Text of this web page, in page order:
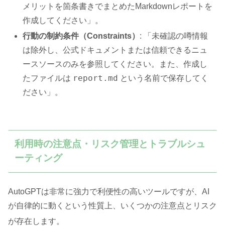
メリットを箇条書きでまとめたMarkdownレポートを
作成してください」。
行動の制約条件（Constraints） : 「未確認の噂情報
は除外し、公式ドキュメントまたは信頼できるニュ
ースソースのみを参照してください。また、作成し
たファイルは report.md という名前で保存してく
ださい」。
利用時の注意点・リスク管理とトラブルシュ
ーティング
AutoGPTは非常に強力で利便性の高いツールですが、AI
が自律的に動くという性質上、いくつかの注意点とリスク
が存在します。